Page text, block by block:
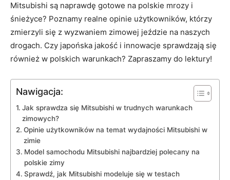
Mitsubishi są naprawdę ⁤gotowe na polskie mrozy ‍i
⁣śnieżyce? Poznamy realne​ opinie użytkowników, którzy
zmierzyli ‌się z wyzwaniem‍ zimowej jeździe na‌ naszych
drogach. Czy japońska jakość i innowacje sprawdzają się
również w polskich warunkach? Zapraszamy do lektury!
Nawigacja:
Jak sprawdza się⁢ Mitsubishi w trudnych warunkach
zimowych?
Opinie użytkowników na temat⁣ wydajności Mitsubishi w
zimie
Model samochodu Mitsubishi najbardziej polecany na
polskie zimy
Sprawdź, jak Mitsubishi modeluje się w testach